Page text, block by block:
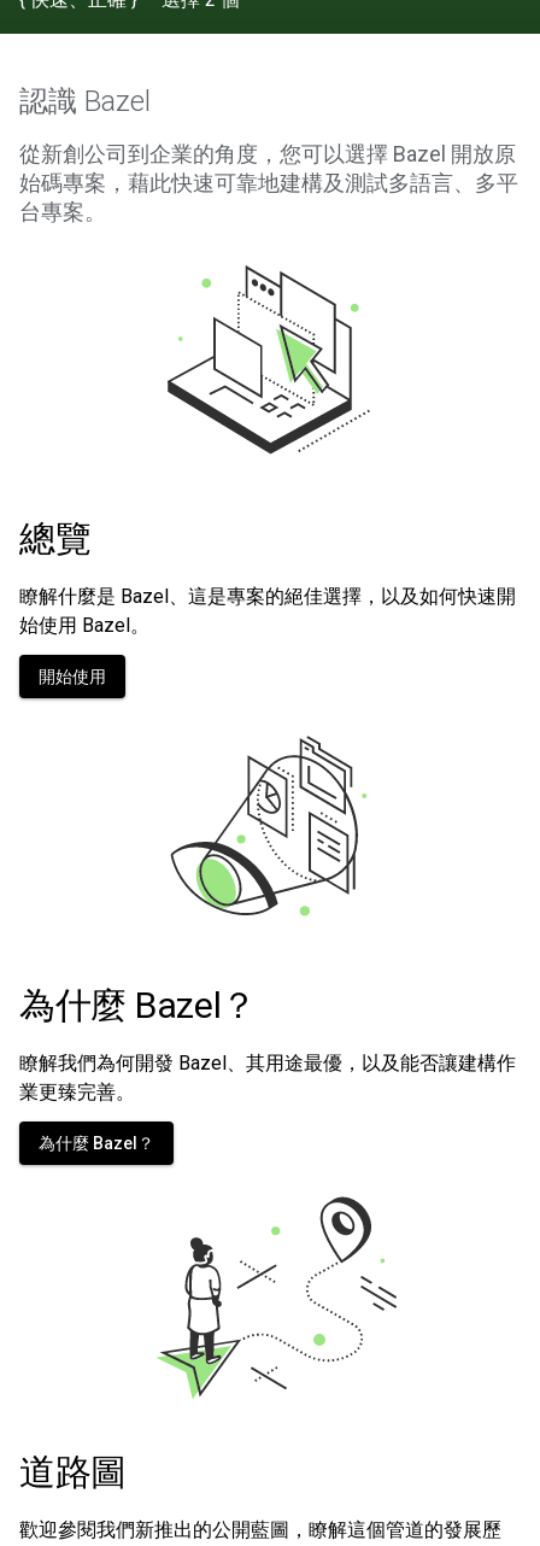
認識 Bazel
從新創公司到企業的角度，您可以選擇 Bazel 開放原
始碼專案，藉此快速可靠地建構及測試多語言、多平
台專案。
總覽
瞭解什麼是 Bazel、這是專案的絕佳選擇，以及如何快速開
始使用 Bazel。
開始使用
為什麼 Bazel？
瞭解我們為何開發 Bazel、其用途最優，以及能否讓建構作
業更臻完善。
為什麼 Bazel？
道路圖
歡迎參閱我們新推出的公開藍圖，瞭解這個管道的發展歷